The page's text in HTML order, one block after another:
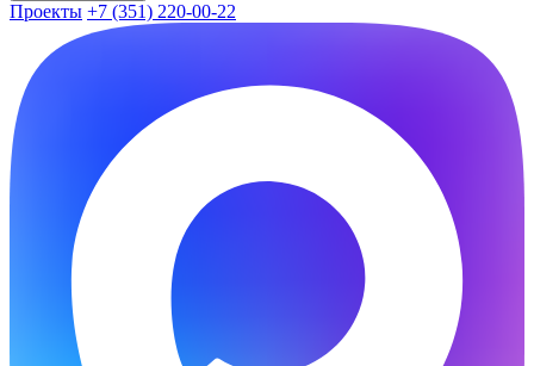
Проекты +7 (351) 220-00-22